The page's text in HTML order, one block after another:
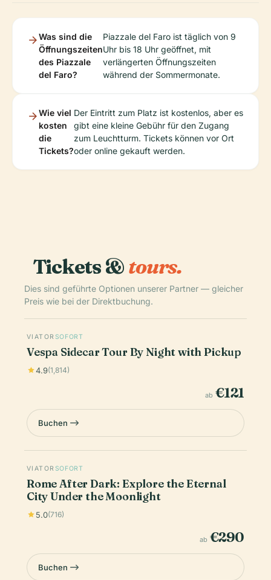
Was sind die
Öffnungszeiten
des Piazzale
del Faro?
Piazzale del Faro ist täglich von 9
Uhr bis 18 Uhr geöffnet, mit
verlängerten Öffnungszeiten
während der Sommermonate.
Wie viel
kosten
die
Tickets?
Der Eintritt zum Platz ist kostenlos, aber es
gibt eine kleine Gebühr für den Zugang
zum Leuchtturm. Tickets können vor Ort
oder online gekauft werden.
Tickets &tours.
Dies sind geführte Optionen unserer Partner — gleicher
Preis wie bei der Direktbuchung.
VIATOR SOFORT
Vespa Sidecar Tour By Night with Pickup
4.9(1,814)
ab €121
Buchen
VIATOR SOFORT
Rome After Dark: Explore the Eternal
City Under the Moonlight
5.0(716)
ab €290
Buchen